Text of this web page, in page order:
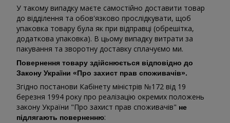
У такому випадку маєте самостійно доставити товар
до відділення та обов'язково прослідкувати, щоб
упаковка товару була як при відправці (обрешітка,
додаткова упаковка). В цьому випадку витрати за
пакування та зворотну доставку сплачуємо ми.
Повернення товару здійснюється відповідно до
Закону України «Про захист прав споживачів».
Згідно постанови Кабінету міністрів №172 від 19
березня 1994 року про реалізацію окремих положень
закону України "Про захист прав споживачів" не
підлягають поверненню: